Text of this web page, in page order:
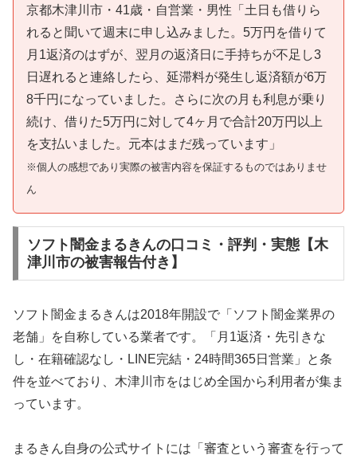
京都木津川市・41歳・自営業・男性「土日も借りら
れると聞いて週末に申し込みました。5万円を借りて
月1返済のはずが、翌月の返済日に手持ちが不足し3
日遅れると連絡したら、延滞料が発生し返済額が6万
8千円になっていました。さらに次の月も利息が乗り
続け、借りた5万円に対して4ヶ月で合計20万円以上
を支払いました。元本はまだ残っています」
※個人の感想であり実際の被害内容を保証するものではありませ
ん
ソフト闇金まるきんの口コミ・評判・実態【木
津川市の被害報告付き】
ソフト闇金まるきんは2018年開設で「ソフト闇金業界の
老舗」を自称している業者です。「月1返済・先引きな
し・在籍確認なし・LINE完結・24時間365日営業」と条
件を並べており、木津川市をはじめ全国から利用者が集ま
っています。
まるきん自身の公式サイトには「審査という審査を行って